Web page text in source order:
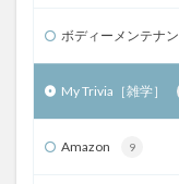
ボディーメンテナ
My Trivia［雑学］
Amazon 9